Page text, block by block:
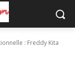
: Freddy Kita